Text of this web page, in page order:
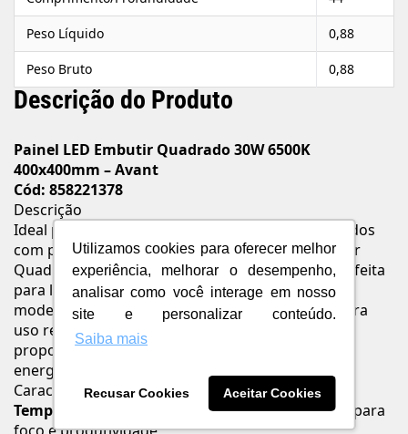
Utilizamos cookies para oferecer melhor
experiência, melhorar o desempenho,
analisar como você interage em nosso
site e personalizar conteúdo.
Saiba mais
Recusar Cookies Aceitar Cookies
Peso Líquido 0,88
Peso Bruto 0,88
Descrição do Produto
Painel LED Embutir Quadrado 30W 6500K
400x400mm – Avant
Cód: 858221378
Descrição
Ideal para quem valoriza ambientes bem iluminados
com praticidade e economia, o Painel LED Embutir
Quadrado 30W 6500K oferece luz branca fria, perfeita
para locais que exigem foco e clareza. Com visual
moderno, discreto e de fácil instalação, é ideal para
uso residencial, comercial ou corporativo,
proporcionando conforto visual e alta eficiência
energética.
Características e Benefícios
Temperatura de cor 6500K: luz branca fria, ideal para